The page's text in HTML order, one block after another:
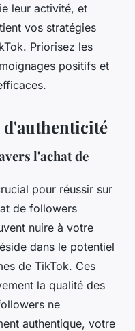
leur activité, et
vos stratégies
Priorisez les
positifs et
d'authenticité
l'achat de
pour réussir sur
de followers
nuire à votre
dans le potentiel
de TikTok. Ces
la qualité des
ne
authentique, votre